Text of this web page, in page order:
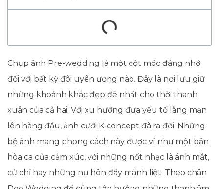
Chụp ảnh Pre-wedding là một cột mốc đáng nhớ
đối với bất kỳ đôi uyên ương nào. Đây là nơi lưu giữ
những khoảnh khắc đẹp đẽ nhất cho thời thanh
xuân của cả hai. Với xu hướng đưa yếu tố lãng mạn
lên hàng đầu, ảnh cưới K-concept đã ra đời. Những
bộ ảnh mang phong cách này được ví như một bản
hòa ca của cảm xúc, với những nốt nhạc là ánh mắt,
cử chỉ hay những nụ hôn đầy mãnh liệt. Theo chân